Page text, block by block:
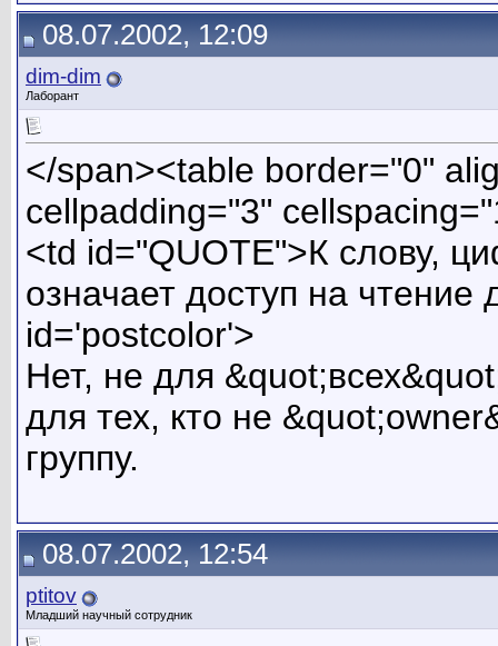
08.07.2002, 12:09
dim-dim
Лаборант
</span><table border="0"
cellpadding="3"
<td id="QUOTE">К слову,
означает доступ на чтение
id='postcolor'>
Нет, не для
для тех, кто не
группу.
08.07.2002, 12:54
ptitov
Младший научный сотрудник